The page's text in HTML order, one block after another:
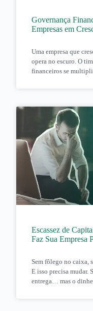
Governança
Empresas em
Uma empresa que
opera no escuro. O
financeiros se
Escassez de
Faz Sua Empresa
Sem fôlego no caixa,
E isso precisa mudar.
entrega… mas o